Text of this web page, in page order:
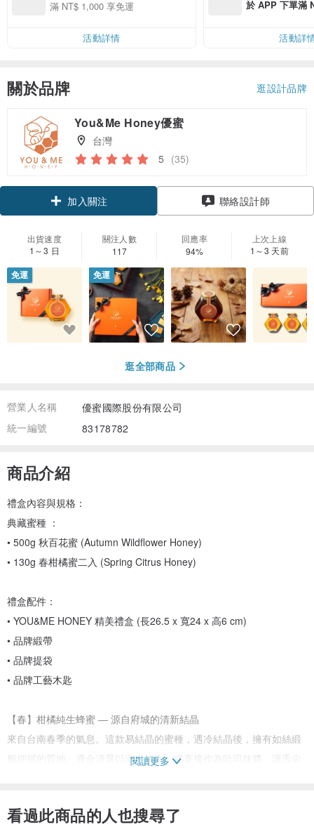
滿 NT$ 1,000 享免運
活動詳情
於 APP 下單滿
活動詳
關於品牌 逛設計品牌
You&Me Honey優蜜
台灣
5 (35)
加入關注 聯絡設計師
出貨速度
1～3 日
關注人數
117
回應率
94%
上次上線
1～3 天前
免運 免運
逛全部商品
營業人名稱
優蜜國際股份有限公司
統一編號
83178782
商品介紹
禮盒內容與規格：
典藏蜜種 ：
• 500g 秋百花蜜 (Autumn Wildflower Honey)
• 130g 春柑橘蜜二入 (Spring Citrus Honey)
禮盒配件：
• YOU&ME HONEY 精美禮盒 (長26.5 x 寬24 x 高6 cm)
• 品牌緞帶
• 品牌提袋
• 品牌工藝木匙
【春】柑橘純生蜂蜜 — 源自府城的清新結晶
來自台南春季的氣息。這款易結晶的蜜種，遇冷結晶後，擁有如絲緞
般細膩的質地。適合清晨以溫水沖泡，或直接作為吐司抹醬，讓舌尖
【秋】百花純生蜂蜜 — 秋日山野的醇厚尾韻
閱讀更多
看過此商品的人也搜尋了